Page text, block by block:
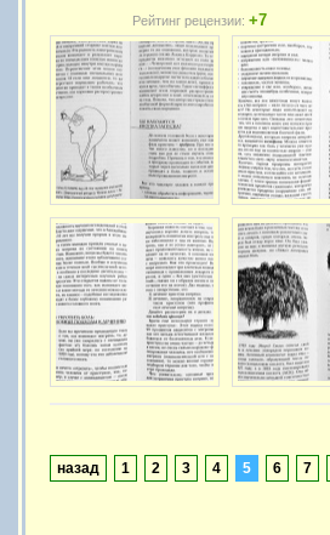
Рейтинг рецензии: +7
назад 1 2 3 4 5 6 7